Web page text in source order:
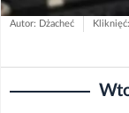
Autor: Dżacheć